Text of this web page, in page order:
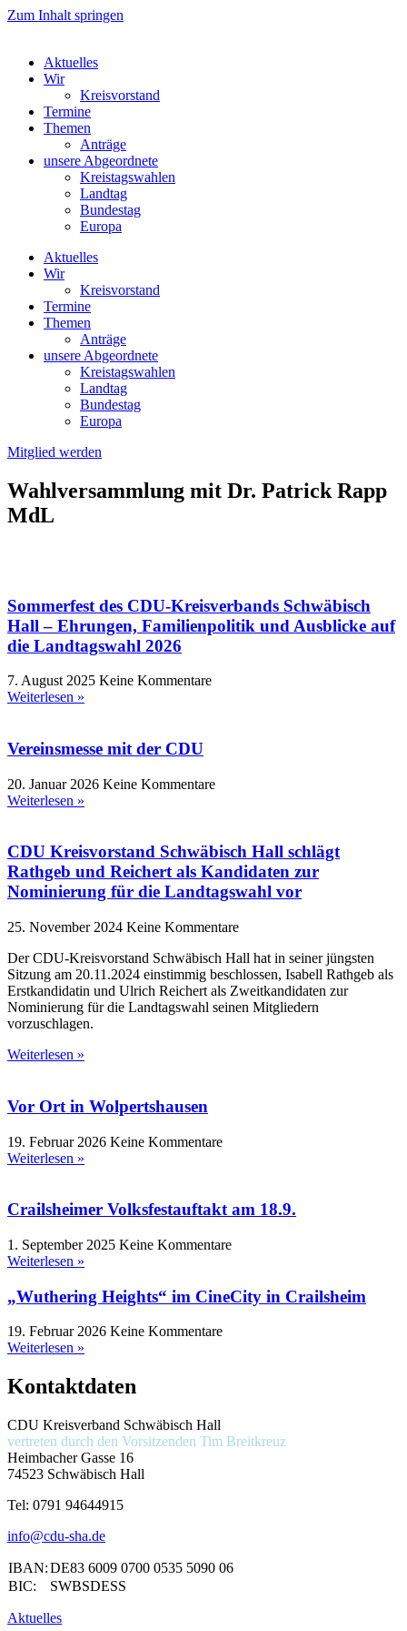
Zum Inhalt springen
Aktuelles
Wir
Kreisvorstand
Termine
Themen
Anträge
unsere Abgeordnete
Kreistagswahlen
Landtag
Bundestag
Europa
Aktuelles
Wir
Kreisvorstand
Termine
Themen
Anträge
unsere Abgeordnete
Kreistagswahlen
Landtag
Bundestag
Europa
Mitglied werden
Wahlversammlung mit Dr. Patrick Rapp
MdL
Sommerfest des CDU-Kreisverbands Schwäbisch
Hall – Ehrungen, Familienpolitik und Ausblicke auf
die Landtagswahl 2026
7. August 2025 Keine Kommentare
Weiterlesen »
Vereinsmesse mit der CDU
20. Januar 2026 Keine Kommentare
Weiterlesen »
CDU Kreisvorstand Schwäbisch Hall schlägt
Rathgeb und Reichert als Kandidaten zur
Nominierung für die Landtagswahl vor
25. November 2024 Keine Kommentare
Der CDU-Kreisvorstand Schwäbisch Hall hat in seiner jüngsten
Sitzung am 20.11.2024 einstimmig beschlossen, Isabell Rathgeb als
Erstkandidatin und Ulrich Reichert als Zweitkandidaten zur
Nominierung für die Landtagswahl seinen Mitgliedern
vorzuschlagen.
Weiterlesen »
Vor Ort in Wolpertshausen
19. Februar 2026 Keine Kommentare
Weiterlesen »
Crailsheimer Volksfestauftakt am 18.9.
1. September 2025 Keine Kommentare
Weiterlesen »
„Wuthering Heights“ im CineCity in Crailsheim
19. Februar 2026 Keine Kommentare
Weiterlesen »
Kontaktdaten
CDU Kreisverband Schwäbisch Hall
vertreten durch den Vorsitzenden Tim Breitkreuz
Heimbacher Gasse 16
74523 Schwäbisch Hall
Tel: 0791 94644915
info@cdu-sha.de
IBAN:DE83 6009 0700 0535 5090 06
BIC:
SWBSDESS
Aktuelles